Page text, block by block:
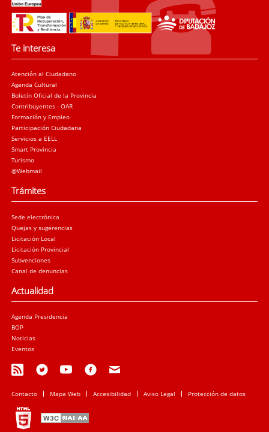
Te interesa
Atención al Ciudadano
Agenda Cultural
Boletín Oficial de la Provincia
Contribuyentes - OAR
Formación y Empleo
Participación Ciudadana
Servicios a EELL
Smart Provincia
Turismo
@Webmail
Trámites
Sede electrónica
Quejas y sugerencias
Licitación Local
Licitación Provincial
Subvenciones
Canal de denuncias
Actualidad
Agenda Presidencia
BOP
Noticias
Eventos
Contacto Mapa Web Accesibilidad Aviso Legal Protección de datos